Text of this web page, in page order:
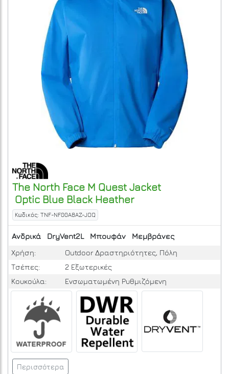
The North Face M Quest Jacket
Optic Blue Black Heather
Κωδικός: TNF-NF00A8AZ-JOQ
Ανδρικά DryVent2L Μπουφάν
Μεμβράνες
Χρήση:
Outdoor Δραστηριότητες, Πόλη
Τσέπες:
2 Εξωτερικές
Κουκούλα:
Ενσωματωμένη Ρυθμιζόμενη
Περισσότερα